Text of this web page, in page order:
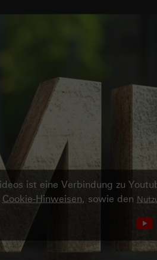
ist eine Verbindung zu
Cookie-Hinweisen, sowie den